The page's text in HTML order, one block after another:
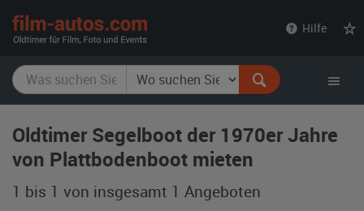
Hilfe
Oldtimer Segelboot der 1970er Jahre
von Plattbodenboot mieten
1 bis 1 von insgesamt 1 Angeboten